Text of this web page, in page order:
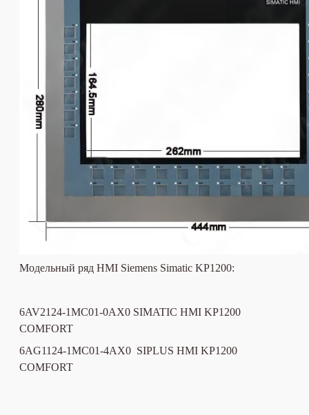
Модельный ряд HMI Siemens SimaticKP1200:
6AV2124-1MC01-0AX0 SIMATIC HMI KP1200
COMFORT
6AG1124-1MC01-4AX0 SIPLUS HMI KP1200
COMFORT